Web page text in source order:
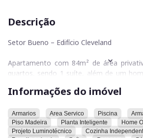
Descrição
Setor Bueno – Edifício Cleveland
Apartamento com 84m² de área
quartos, sendo 1 suíte, além de um
O apartamento conta com armários
área de serviço é separada, garantindo
Informações do imóvel
Armarios Area Servico Piscina
Piso Madeira
Planta Inteligente
Home
Projeto Luminotécnico
Cozinha